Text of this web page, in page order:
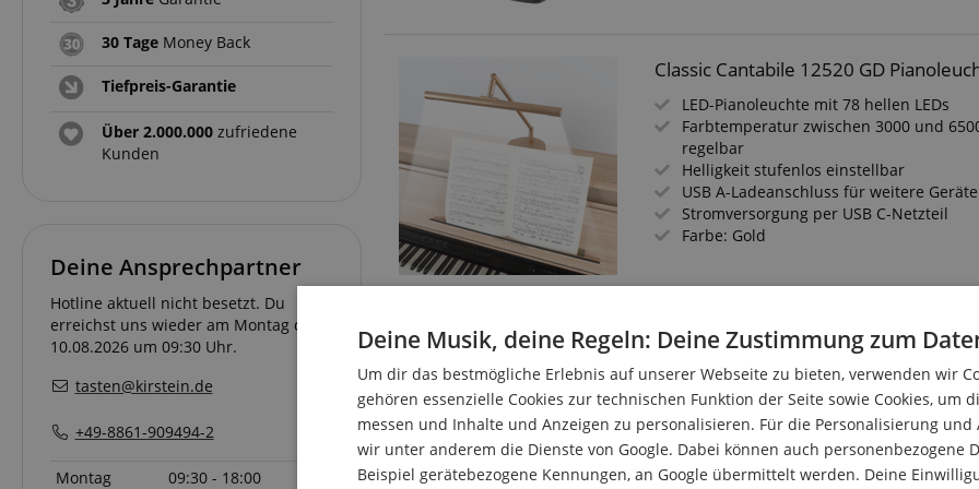
Classic Cantabile 12520 GD
LED-Pianoleuchte mit 78 hellen LEDs
Farbtemperatur zwischen 3000 und
regelbar
Helligkeit stufenlos einstellbar
USB A-Ladeanschluss für weitere Geräte
Stromversorgung per USB C-Netzteil
Farbe: Gold
Showlite KW LED Pianoleuchte Gold
LED-Pianoleuchte mit 15 extrem hellen
Farbtemperatur: kalt-weiß (6000 Kelvin)
2 Helligkeitsstufen
Rutschfester Standfuß
Stromversorgung über Batterien oder
möglich
30 Tage Money Back
Tiefpreis-Garantie
Über 2.000.000 zufriedene
Kunden
Deine Ansprechpartner
Hotline aktuell nicht besetzt. Du
erreichst uns wieder am Montag den
10.08.2026 um 09:30 Uhr.
tasten@kirstein.de
+49-8861-909494-2
Montag
09:30 - 18:00
Deine Musik, deine Regeln: Deine Zustimmung zum
Um dir das bestmögliche Erlebnis auf unserer Webseite zu bieten, verwenden wir
gehören essenzielle Cookies zur technischen Funktion der Seite sowie Cookies, um
messen und Inhalte und Anzeigen zu personalisieren. Für die Personalisierung und
wir unter anderem die Dienste von Google. Dabei können auch personenbezogene
Beispiel gerätebezogene Kennungen, an Google übermittelt werden. Deine